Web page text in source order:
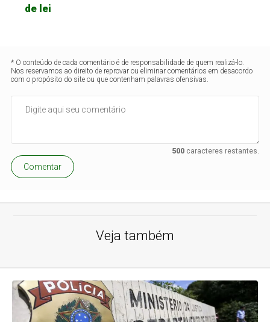
de lei
* O conteúdo de cada comentário é de responsabilidade de quem realizá-lo.
Nos reservamos ao direito de reprovar ou eliminar comentários em desacordo
com o propósito do site ou que contenham palavras ofensivas.
500caracteres restantes.
Comentar
Veja também